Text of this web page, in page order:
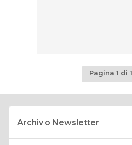
Pagina 1 di 1
Archivio Newsletter